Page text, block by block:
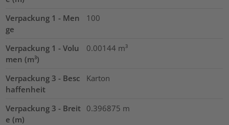
Verpackung 1 - Men
ge
100
Verpackung 1 - Volu
men (m³)
0.00144 m³
Verpackung 3 - Besc
haffenheit
Karton
Verpackung 3 - Breit
e (m)
0.396875 m